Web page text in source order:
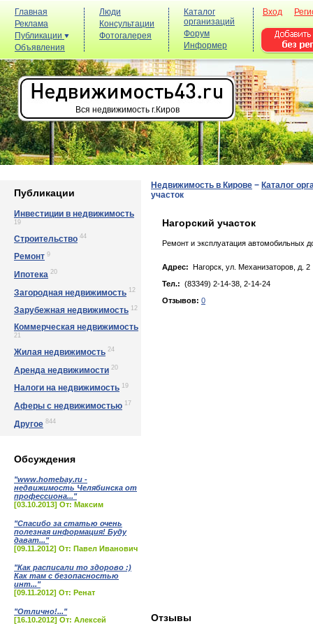
Главная
Реклама
Публикации
Объявления
Люди
Консультации
Фотогалерея
Каталог
организаций
Форум
Информер
Вход
Вся недвижимость г.Киров
Публикации
Инвестиции в недвижимость
19
Строительство 44
Ремонт 9
Ипотека 20
Загородная недвижимость 12
Зарубежная недвижимость 12
Коммерческая недвижимость
21
Жилая недвижимость 24
Аренда недвижимости 20
Налоги на недвижимость 19
Аферы с недвижимостью 17
Другое 844
Обсуждения
"www.homebay.ru -
недвижимость Челябинска от
профессиона..."
[03.10.2013] От: Максим
"Спасибо за статью очень
полезная информация! Буду
дават..."
[09.11.2012] От: Павел Иванович
"Как расписали то здорово :)
Как там с безопасностью
инт..."
[09.11.2012] От: Ренат
"Отлично!..."
[16.10.2012] От: Алексей
Недвижимость в Кирове − Каталог
участок
Нагорский участок
Ремонт и эксплуатация автомобильных
Адрес: Нагорск, yл. Мexaнизaтopoв, д. 2
Тел.: (83349) 2-14-38, 2-14-24
Отзывов: 0
Отзывы